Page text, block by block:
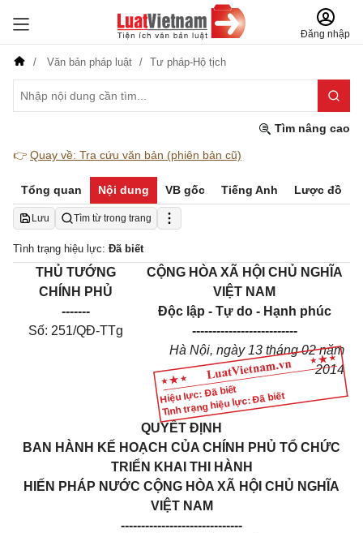
Đăng nhập
Văn bản pháp luật Tư pháp-Hộ tịch
Tìm nâng cao
👉 Quay về: Tra cứu văn bản (phiên bản cũ)
Tổng quan Nội dung VB gốc Tiếng Anh Lược đồ
Lưu Tìm từ trong trang
Tình trạng hiệu lực: Đã biết
Hiệu lực: Đã biết
Tình trạng hiệu lực: Đã biết
THỦ TƯỚNG
CHÍNH PHỦ
-------
Số: 251/QĐ-TTg
CỘNG HÒA XÃ HỘI CHỦ NGHĨA
VIỆT NAM
Độc lập - Tự do - Hạnh phúc
--------------------------
Hà Nội, ngày 13 tháng 02 năm
2014
QUYẾT ĐỊNH
BAN HÀNH KẾ HOẠCH CỦA CHÍNH PHỦ TỔ CHỨC
TRIỂN KHAI THI HÀNH
HIẾN PHÁP NƯỚC CỘNG HÒA XÃ HỘI CHỦ NGHĨA
VIỆT NAM
------------------------------